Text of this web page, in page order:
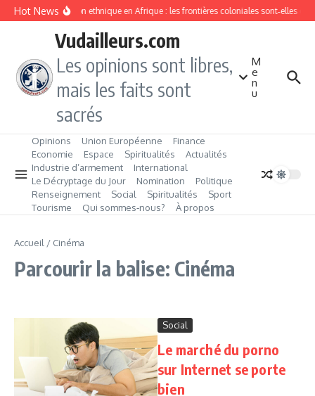
Aller au contenu
Hot NewsDivision ethnique en Afrique : les frontières coloniales sont‑elles
Vudailleurs.com
Les opinions sont libres,
mais les faits sont
sacrés
M
e
n
u
Opinions Union Européenne
Finance
Economie
Espace Spiritualités
Actualités
Industrie d’armement
International
Le Décryptage du Jour
Nomination
Politique
Renseignement
Social Spiritualités
Sport
Tourisme
Qui sommes‑nous? À propos
Accueil / Cinéma
Parcourir la balise: Cinéma
Social
Le marché du porno
sur Internet se porte
bien